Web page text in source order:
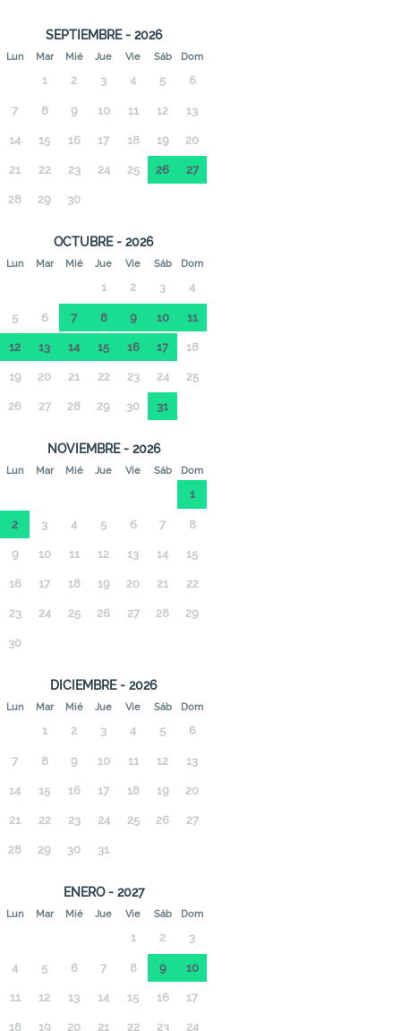
SEPTIEMBRE - 2026
Lun Mar Mié Jue Vie Sáb Dom
1 2 3 4 5 6
7 8 9 10 11 12 13
14 15 16 17 18 19 20
21 22 23 24 25 26 27
28 29 30
OCTUBRE - 2026
Lun Mar Mié Jue Vie Sáb Dom
1 2 3 4
5 6 7 8 9 10 11
12 13 14 15 16 17 18
19 20 21 22 23 24 25
26 27 28 29 30 31
NOVIEMBRE - 2026
Lun Mar Mié Jue Vie Sáb Dom
1
2 3 4 5 6 7 8
9 10 11 12 13 14 15
16 17 18 19 20 21 22
23 24 25 26 27 28 29
30
DICIEMBRE - 2026
Lun Mar Mié Jue Vie Sáb Dom
1 2 3 4 5 6
7 8 9 10 11 12 13
14 15 16 17 18 19 20
21 22 23 24 25 26 27
28 29 30 31
ENERO - 2027
Lun Mar Mié Jue Vie Sáb Dom
1 2 3
4 5 6 7 8 9 10
11 12 13 14 15 16 17
18 19 20 21 22 23 24